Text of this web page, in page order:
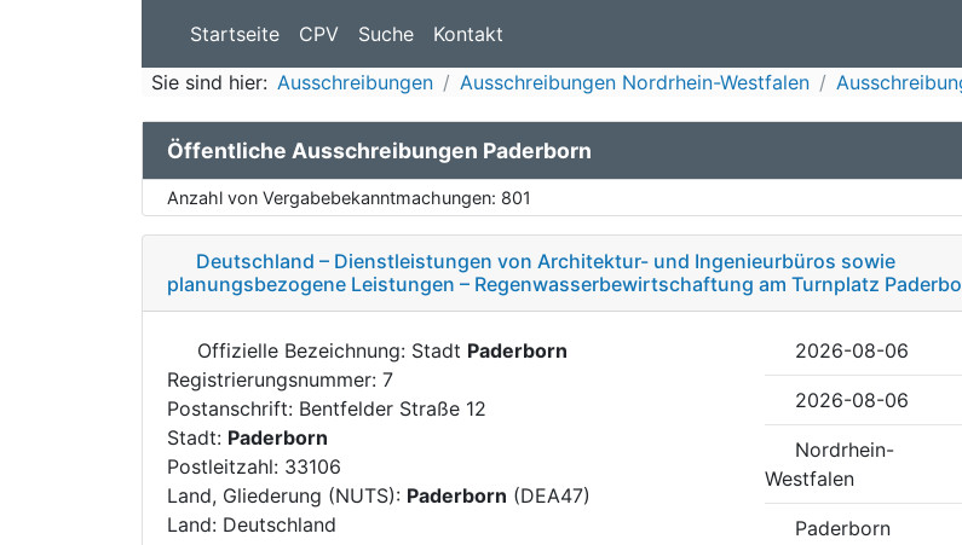
Startseite CPV Suche Kontakt
Sie sind hier: Ausschreibungen Ausschreibungen Nordrhein-Westfalen
Öffentliche Ausschreibungen Paderborn
Anzahl von Vergabebekanntmachungen: 801
Deutschland – Dienstleistungen von Architektur- und Ingenieurbüros sowie
planungsbezogene Leistungen – Regenwasserbewirtschaftung am Turnplatz
Offizielle Bezeichnung: Stadt Paderborn
Registrierungsnummer: 7
Postanschrift: Bentfelder Straße 12
Stadt: Paderborn
Postleitzahl: 33106
Land, Gliederung (NUTS): Paderborn (DEA47)
Land: Deutschland
2026-08-06
2026-08-06
Nordrhein-
Westfalen
Paderborn